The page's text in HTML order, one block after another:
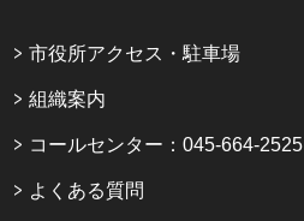
市役所アクセス・駐車場
組織案内
コールセンター：045-664-2525
よくある質問